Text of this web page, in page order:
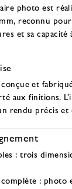
photo est
, reconnu
et sa capacité
et
aux finitions.
rendu précis et
: trois
: photo